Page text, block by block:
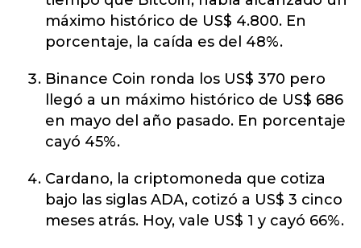
máximo histórico de US$ 4.800. En
porcentaje, la caída es del 48%.
Binance Coin ronda los US$ 370 pero
llegó a un máximo histórico de US$ 686
en mayo del año pasado. En porcentaje
cayó 45%.
Cardano, la criptomoneda que cotiza
bajo las siglas ADA, cotizó a US$ 3 cinco
meses atrás. Hoy, vale US$ 1 y cayó 66%.